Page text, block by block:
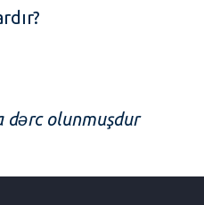
dərc olunmuşdur